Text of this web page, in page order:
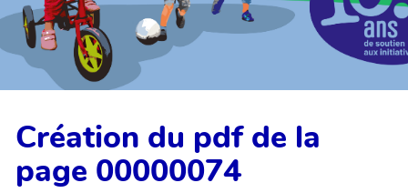
Création du pdf de la
page 00000074